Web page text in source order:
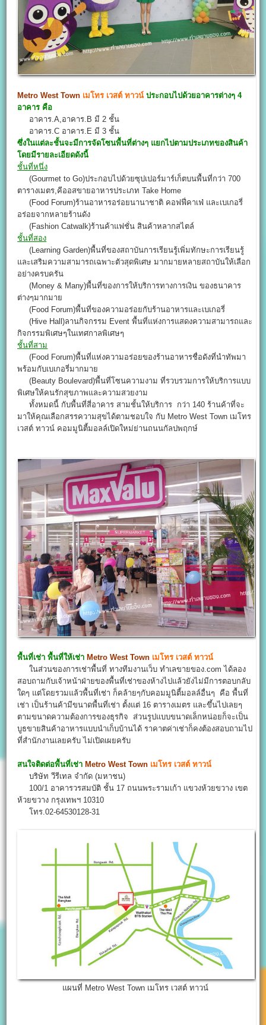
Metro West Town เมโทร เวสต์ ทาวน์ ประกอบไปด้วยอาคารต่างๆ 4
อาคาร คือ
อาคาร.A,อาคาร.B มี 2 ชั้น
อาคาร.C อาคาร.E มี 3 ชั้น
ซึ่งในแต่ละชั้นจะมีการจัดโซนพื้นที่ต่างๆ แยกไปตามประเภทของสินค้า
โดยมีรายละเอียดดังนี้
ชั้นที่หนึ่ง
(Gourmet to Go)ประกอบไปด้วยซุปเปอร์มาร์เก็ตบนพื้นที่กว่า 700
ตารางเมตร,คีออสขายอาหารประเภท Take Home
(Food Forum)ร้านอาหารอร่อยนานาชาติ คอฟฟี่คาเฟ่ และเบเกอรี่
อร่อยจากหลายร้านดัง
(Fashion Catwalk)ร้านค้าแฟชั่น สินค้าหลากสไตล์
ชั้นที่สอง
(Learning Garden)พื้นที่ของสถาบันการเรียนรู้เพิ่มทักษะการเรียนรู้
และเสริมความสามารถเฉพาะตัวสุดพิเศษ มากมายหลายสถาบันให้เลือก
อย่างครบครัน
(Money & Many)พื้นที่ของการให้บริการทางการเงิน ของธนาคาร
ต่างๆมากมาย
(Food Forum)พื้นที่ของความอร่อยกับร้านอาหารและเบเกอรี่
(Hive Hall)ลานกิจกรรม Event พื้นที่แห่งการแสดงความสามารถและ
กิจกรรมพิเศษๆในเทศกาลพิเศษๆ
ชั้นที่สาม
(Food Forum)พื้นที่แห่งความอร่อยของร้านอาหารชื่อดังที่นำทัพมา
พร้อมกับเบเกอรี่มากมาย
(Beauty Boulevard)พื้นที่โซนความงาม ที่รวบรวมการให้บริการแบบ
พิเศษให้คนรักสุขภาพและความสวยงาม
ทั้งหมดนี้ กับพื้นที่สี่อาคาร สามชั้นให้บริการ กว่า 140 ร้านค้าที่จะ
มาให้คุณเลือกสรรความสุขได้ตามชอบใจ กับ Metro West Town เมโทร
เวสต์ ทาวน์ คอมมูนิตี้มอลล์เปิดใหม่ย่านถนนกัลปพฤกษ์
พื้นที่เช่า พื้นที่ให้เช่า Metro West Town เมโทร เวสต์ ทาวน์
ในส่วนของการเช่าพื้นที่ ทางทีมงานเว็บ ทำเลขายของ.com ได้ลอง
สอบถามกับเจ้าหน้าฝ่ายของพื้นที่เช่าของห้างไปแล้วยังไม่มีการตอบกลับ
ใดๆ แต่โดยรวมแล้วพื้นที่เช่า ก็คล้ายๆกับคอมมูนิตี้มอลล์อื่นๆ คือ พื้นที่
เช่า เป็นร้านค้ามีขนาดพื้นที่เช่า ตั้งแต่ 16 ตารางเมตร และขึ้นไปเลยๆ
ตามขนาดความต้องการของธุรกิจ ส่วนรูปแบบขนาดเล็กหน่อยก็จะเป็น
บูธขายสินค้าอาหารแบบนำเก็บบ้านได้ ราคาตค่าเช่าก็คงต้องสอบถามไป
ที่สำนักงานเลยครับ ไม่เปิดเผยครับ
สนใจติดต่อพื้นที่เช่า Metro West Town เมโทร เวสต์ ทาวน์
บริษัท วีรีเทล จำกัด (มหาชน)
100/1 อาคารวรสมบัติ ชั้น 17 ถนนพระรามเก้า แขวงห้วยขวาง เขต
ห้วยขวาง กรุงเทพฯ 10310
โทร.02-64530128-31
แผนที่ Metro West Town เมโทร เวสต์ ทาวน์